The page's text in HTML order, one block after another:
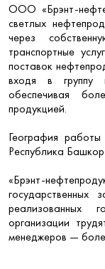
ООО «Брэнт-
светлых
через
транспортные
поставок
входя в группу
обеспечивая
продукцией.
География
Республика
«Брэнт-
реализованных
организации
менеджеров —